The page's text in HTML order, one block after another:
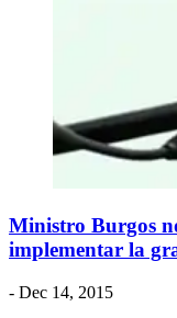
Ministro Burgos
implementar la
- Dec 14, 2015